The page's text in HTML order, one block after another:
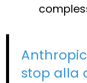
stop alla